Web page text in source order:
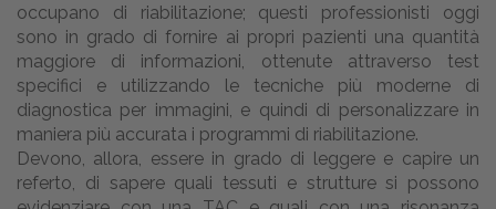
occupano di riabilitazione; questi professionisti oggi
sono in grado di fornire ai propri pazienti una quantità
maggiore di informazioni, ottenute attraverso test
specifici e utilizzando le tecniche più moderne di
diagnostica per immagini, e quindi di personalizzare in
maniera più accurata i programmi di riabilitazione.
Devono, allora, essere in grado di leggere e capire un
referto, di sapere quali tessuti e strutture si possono